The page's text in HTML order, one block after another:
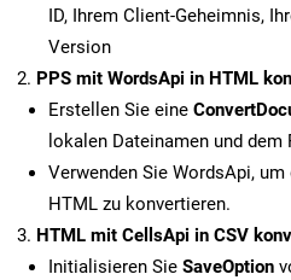
ID, Ihrem Client-Geheimnis,
Version
PPS mit WordsApi in HTML
Erstellen Sie eine
lokalen Dateinamen und dem
Verwenden Sie WordsApi,
HTML zu konvertieren.
HTML mit CellsApi in CSV
Initialisieren Sie SaveOption